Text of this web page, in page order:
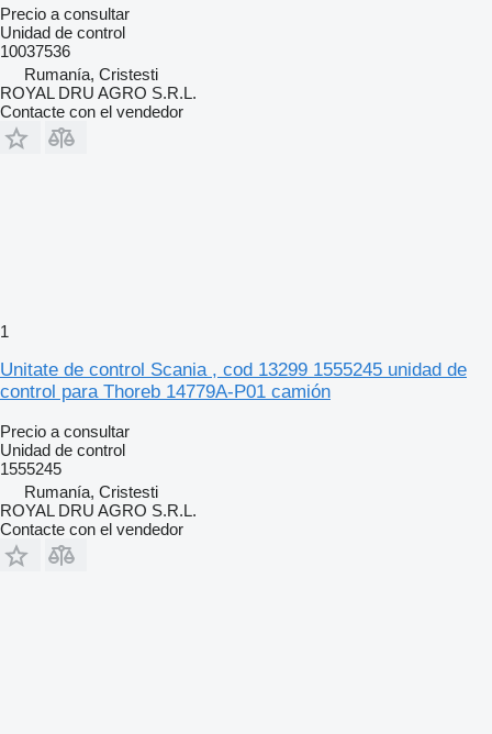
Precio a consultar
Unidad de control
10037536
Rumanía, Cristesti
ROYAL DRU AGRO S.R.L.
Contacte con el vendedor
1
Unitate de control Scania , cod 13299 1555245 unidad de
control para Thoreb 14779A-P01 camión
Precio a consultar
Unidad de control
1555245
Rumanía, Cristesti
ROYAL DRU AGRO S.R.L.
Contacte con el vendedor